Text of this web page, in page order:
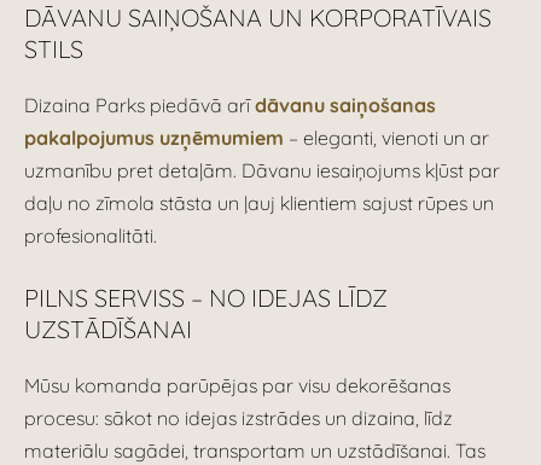
DĀVANU SAIŅOŠANA UN KORPORATĪVAIS
STILS
Dizaina Parks piedāvā arīdāvanu saiņošanas
pakalpojumus uzņēmumiem – eleganti, vienoti un ar
uzmanību pret detaļām. Dāvanu iesaiņojums kļūst par
daļu no zīmola stāsta un ļauj klientiem sajust rūpes un
profesionalitāti.
PILNS SERVISS – NO IDEJAS LĪDZ
UZSTĀDĪŠANAI
Mūsu komanda parūpējas par visu dekorēšanas
procesu: sākot no idejas izstrādes un dizaina, līdz
materiālu sagādei, transportam un uzstādīšanai. Tas